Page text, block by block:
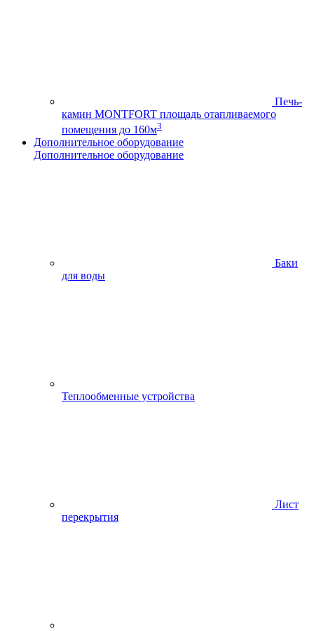
Печь-
камин MONTFORT площадь отапливаемого
помещения до 160м3
Дополнительное оборудование
Дополнительное оборудование
Баки
для воды
Теплообменные устройства
Лист
перекрытия